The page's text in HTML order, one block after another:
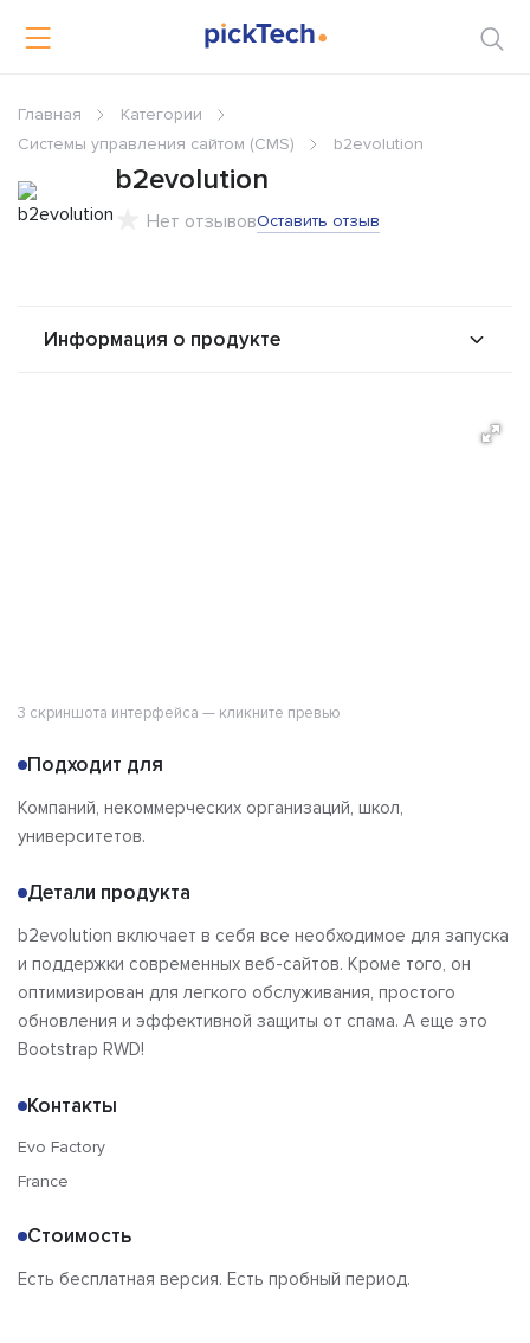
Главная
Категории
Системы управления сайтом (CMS)
b2evolution
b2evolution
Нет отзывовОставить отзыв
Информация о продукте
3 скриншота интерфейса — кликните превью
Подходит для
Компаний, некоммерческих организаций, школ,
университетов.
Детали продукта
b2evolution включает в себя все необходимое для запуска
и поддержки современных веб-сайтов. Кроме того, он
оптимизирован для легкого обслуживания, простого
обновления и эффективной защиты от спама. А еще это
Bootstrap RWD!
Контакты
Evo Factory
France
Стоимость
Есть бесплатная версия. Есть пробный период.